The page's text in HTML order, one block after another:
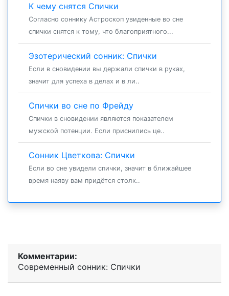
К чему снятся Спички
Согласно соннику Астроскоп увиденные во сне
спички снятся к тому, что благоприятного...
Эзотерический сонник: Спички
Если в сновидении вы держали спички в руках,
значит для успеха в делах и в ли..
Спички во сне по Фрейду
Спички в сновидении являются показателем
мужской потенции. Если приснились це..
Сонник Цветкова: Спички
Если во сне увидели спички, значит в ближайшее
время наяву вам придётся столк..
Комментарии:
Современный сонник: Спички